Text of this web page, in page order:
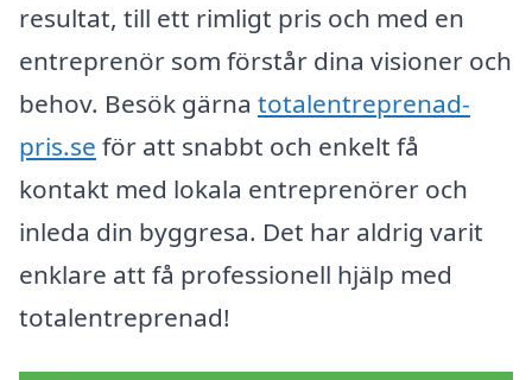
resultat, till ett rimligt pris och med en
entreprenör som förstår dina visioner och
behov. Besök gärna totalentreprenad-
pris.se för att snabbt och enkelt få
kontakt med lokala entreprenörer och
inleda din byggresa. Det har aldrig varit
enklare att få professionell hjälp med
totalentreprenad!